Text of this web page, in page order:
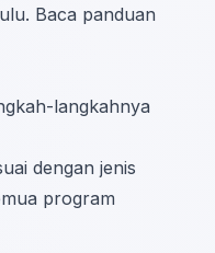
Baca panduan
langkahnya
dengan jenis
program